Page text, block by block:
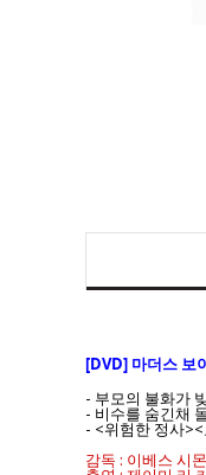
[DVD] 마더스
- 부모의 불화가
- 비수를 숨긴채
- <위험한 정사
감독 : 이베스 시